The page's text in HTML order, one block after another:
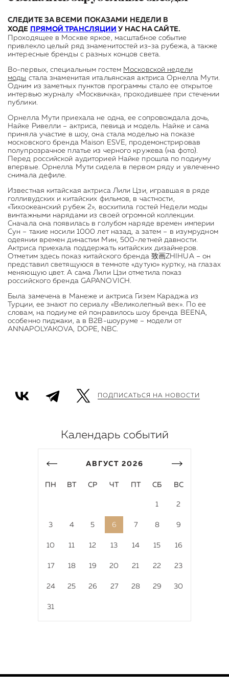
СЛЕДИТЕ ЗА ВСЕМИ ПОКАЗАМИ НЕДЕЛИ В
ХОДЕ ПРЯМОЙ ТРАНСЛЯЦИИ У НАС НА САЙТЕ.
Проходящее в Москве яркое, масштабное событие
привлекло целый ряд знаменитостей из-за рубежа, а также
интересные бренды с разных концов света.
Во-первых, специальным гостем Московской недели
моды стала знаменитая итальянская актриса Орнелла Мути.
Одним из заметных пунктов программы стало ее открытое
интервью журналу «Москвичка», проходившее при стечении
публики.
Орнелла Мути приехала не одна, ее сопровождала дочь,
Найке Ривелли – актриса, певица и модель. Найке и сама
приняла участие в шоу, она стала моделью на показе
московского бренда Maison ESVE, продемонстрировав
полупрозрачное платье из черного кружева (на фото).
Перед российской аудиторией Найке прошла по подиуму
впервые. Орнелла Мути сидела в первом ряду и увлеченно
снимала дефиле.
Известная китайская актриса Лили Цзи, игравшая в ряде
голливудских и китайских фильмов, в частности,
«Тихоокеанский рубеж 2», восхитила гостей Недели моды
винтажными нарядами из своей огромной коллекции.
Сначала она появилась в голубом наряде времен империи
Сун – такие носили 1000 лет назад, а затем – в изумрудном
одеянии времен династии Мин, 500-летней давности.
Актриса приехала поддержать китайских дизайнеров.
Отметим здесь показ китайского бренда 致画ZHIHUA – он
представил светящуюся в темноте «дутую» куртку, на глазах
меняющую цвет. А сама Лили Цзи отметила показ
российского бренда GAPANOVICH.
Была замечена в Манеже и актриса Гизем Караджа из
Турции, ее знают по сериалу «Великолепный век». По ее
словам, на подиуме ей понравилось шоу бренда BEENA,
особенно пиджаки, а в B2B-шоуруме – модели от
ANNAPOLYAKOVA, DOPE, NBC.
ПОДПИСАТЬСЯ НА НОВОСТИ
Календарь событий
АВГУСТ 2026
ПН ВТ СР ЧТ ПТ СБ ВС
1 2
3 4 5 6 7 8 9
10 11 12 13 14 15 16
17 18 19 20 21 22 23
24 25 26 27 28 29 30
31